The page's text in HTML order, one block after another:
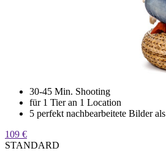
30-45 Min. Shooting
für 1 Tier an 1 Location
5 perfekt nachbearbeitete Bilder
109 €
STANDARD